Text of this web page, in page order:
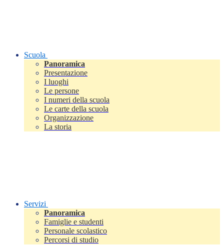
Scuola
Panoramica
Presentazione
I luoghi
Le persone
I numeri della scuola
Le carte della scuola
Organizzazione
La storia
Servizi
Panoramica
Famiglie e studenti
Personale scolastico
Percorsi di studio